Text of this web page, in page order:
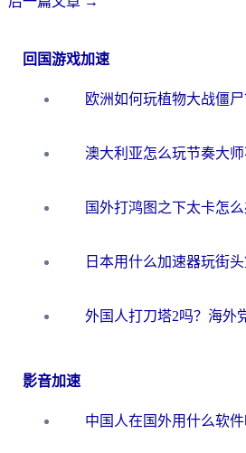
回国游戏加速
影音加速